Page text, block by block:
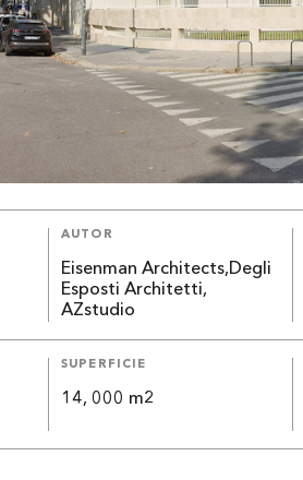
AUTOR
Eisenman Architects,Degli
Esposti Architetti,
AZstudio
SUPERFICIE
14, 000 m2